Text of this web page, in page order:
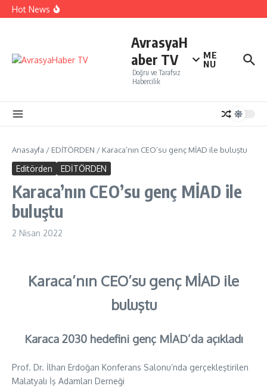
İçeriğe atla
Hot News
Perakendenin geleceği yapay zeka ile yazıldı
AvrasyaH
aber TV
Doğru ve Tarafsız
Habercilik
ME
NU
Anasayfa / EDİTÖRDEN / Karaca’nın CEO’su genç MİAD ile buluştu
Editörden EDİTÖRDEN
Karaca’nın CEO’su genç MİAD ile
buluştu
2 Nisan 2022
Karaca’nın CEO’su genç MİAD ile
buluştu
Karaca 2030 hedefini genç MİAD’da açıkladı
Prof. Dr. İlhan Erdoğan Konferans Salonu’nda gerçekleştirilen
Malatyalı İş Adamları Derneği